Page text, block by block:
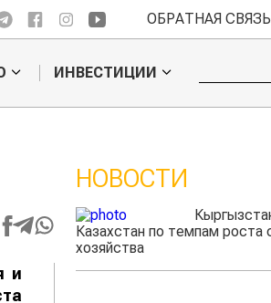
ОБРАТНАЯ СВЯЗЬ
ИНВЕСТИЦИИ
и
НОВОСТИ
Кыргызстан обошел
Казахстан по темпам роста сельского